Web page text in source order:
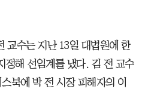
교수는 지난 13일 대법원에 한
정해 선임계를 냈다. 김 전 교수
북에 박 전 시장 피해자의 이